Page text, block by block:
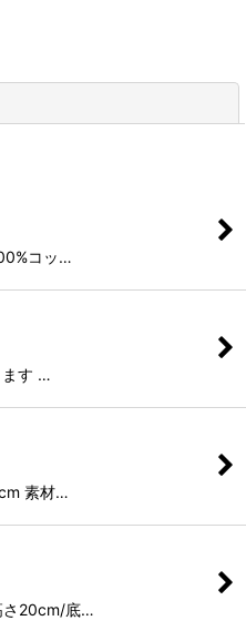
コッ…
ます …
素材…
さ20cm/底…